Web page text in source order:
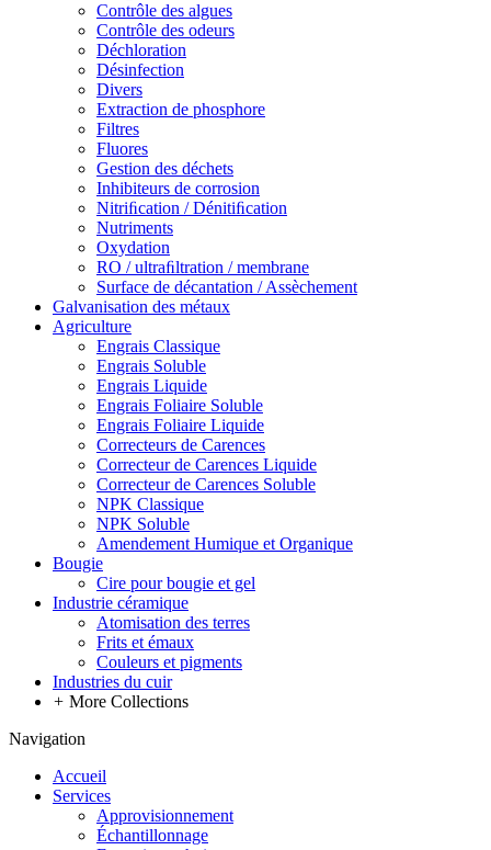
Contrôle des algues
Contrôle des odeurs
Déchloration
Désinfection
Divers
Extraction de phosphore
Filtres
Fluores
Gestion des déchets
Inhibiteurs de corrosion
Nitriﬁcation / Dénitiﬁcation
Nutriments
Oxydation
RO / ultraﬁltration / membrane
Surface de décantation / Assèchement
Galvanisation des métaux
Agriculture
Engrais Classique
Engrais Soluble
Engrais Liquide
Engrais Foliaire Soluble
Engrais Foliaire Liquide
Correcteurs de Carences
Correcteur de Carences Liquide
Correcteur de Carences Soluble
NPK Classique
NPK Soluble
Amendement Humique et Organique
Bougie
Cire pour bougie et gel
Industrie céramique
Atomisation des terres
Frits et émaux
Couleurs et pigments
Industries du cuir
+ More Collections
Navigation
Accueil
Services
Approvisionnement
Échantillonnage